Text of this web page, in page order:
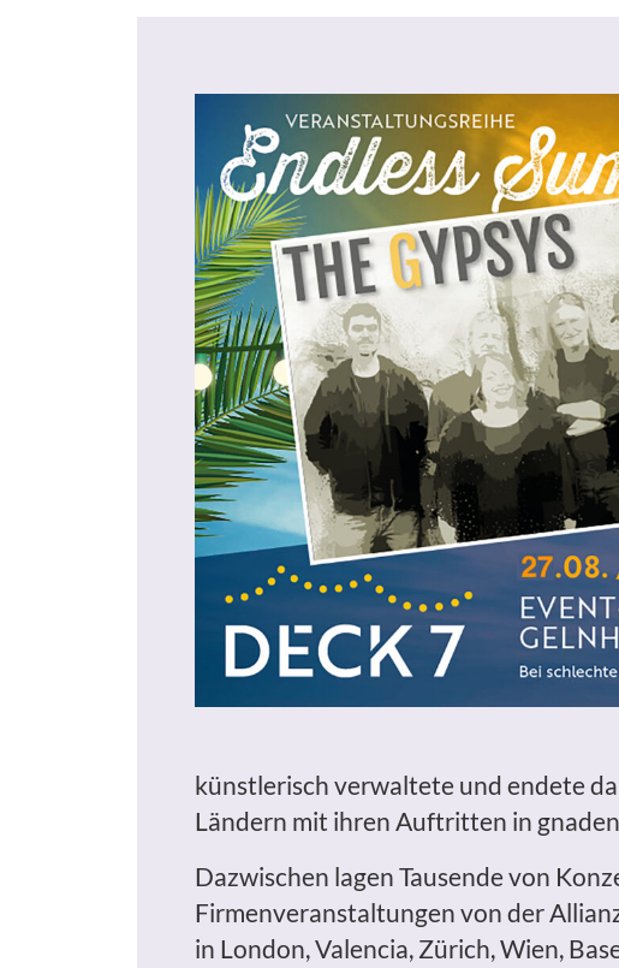
künstlerisch verwaltete und endete
Ländern mit ihren Auftritten in
Dazwischen lagen Tausende von
Firmenveranstaltungen von der
in London, Valencia, Zürich, Wien,